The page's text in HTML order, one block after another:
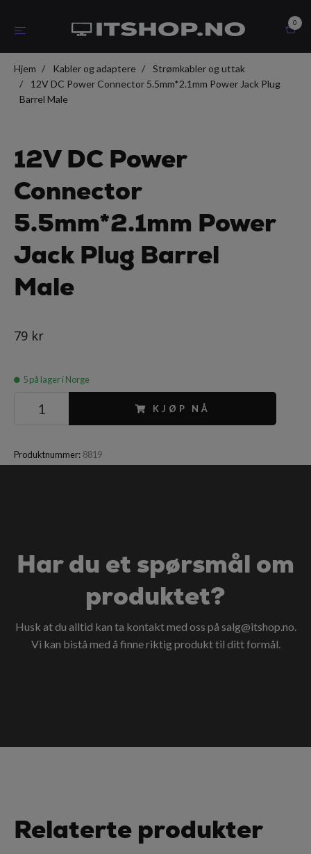
0
Hjem Kabler og adaptere
Strømkabler og uttak
12V DC Power Connector 5.5mm*2.1mm Power Jack Plug
Barrel Male
12V DC Power
Connector
5.5mm*2.1mm Power
Jack Plug Barrel
Male
79 kr
5på lager i Norge
KJØP NÅ
Produktnummer: 8819
Har du et spørsmål om
produktet?
Husk at du alltid kan ta kontakt med oss på salg@itshop.no.
Vi kan bistå med å finne riktig produkt til ditt formål.
Relaterte produkter